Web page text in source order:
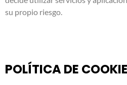
su propio riesgo.
POLÍTICA DE